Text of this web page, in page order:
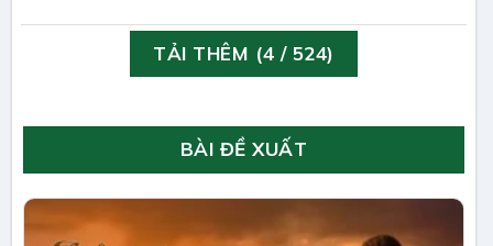
TẢI THÊM (4 / 524)
BÀI ĐỀ XUẤT